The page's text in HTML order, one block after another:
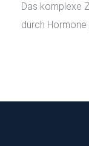
Das komplexe
durch Hormone